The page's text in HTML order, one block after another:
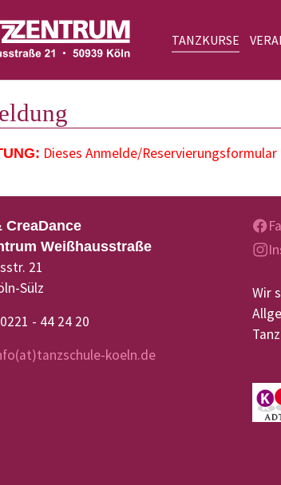
TANZKURSE
Dieses Anmelde/
CreaDance
Weißhausstraße
21
Sülz
- 44 24 20
koeln.de
Wir